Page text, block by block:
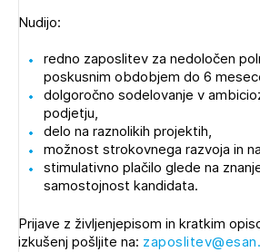
Nudijo:
redno zaposlitev za nedoločen
poskusnim obdobjem do 6
dolgoročno sodelovanje v
podjetju,
delo na raznolikih projektih,
možnost strokovnega razvoja in
stimulativno plačilo glede na
samostojnost kandidata.
Prijave z življenjepisom in kratkim
izkušenj pošljite na:
NAPREJ